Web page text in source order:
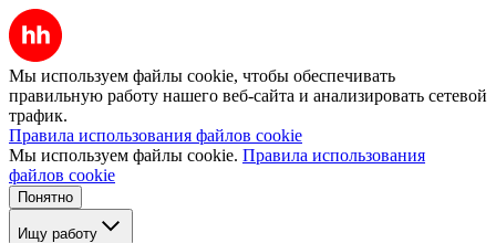
Мы используем файлы cookie, чтобы обеспечивать
правильную работу нашего веб-сайта и анализировать сетевой
трафик.
Правила использования файлов cookie
Мы используем файлы cookie. Правила использования
файлов cookie
Понятно
Ищу работу